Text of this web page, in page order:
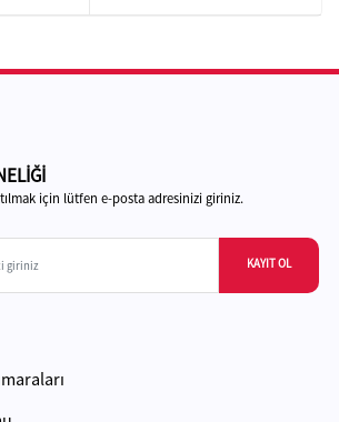
için lütfen e-posta adresinizi giriniz.
KAYIT OL